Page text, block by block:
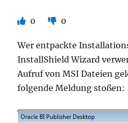
0 0
Wer entpackte
InstallShield Wizard
Aufruf von MSI Dateien
folgende Meldung stoßen: